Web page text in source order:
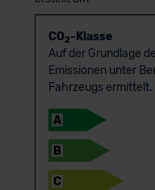
CO2-Klasse
Auf der Grundlage
Emissionen unter
Fahrzeugs ermittelt.
A
B
C